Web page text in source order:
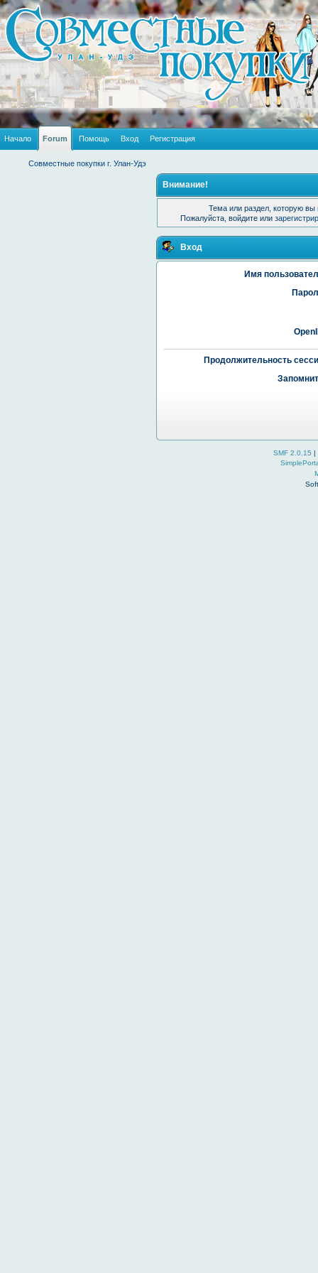
Начало Forum Помощь Вход Регистрация
Совместные покупки г. Улан-Удэ
Внимание!
Тема или раздел, которую вы
Пожалуйста, войдите или
Вход
Имя
Продолжительность
SMF 2.0.15 |